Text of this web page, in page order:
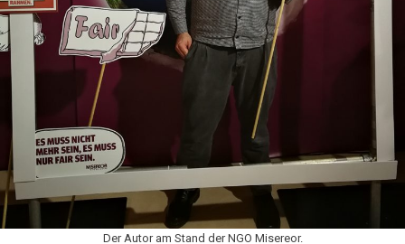
Der Autor am Stand der NGO Misereor.